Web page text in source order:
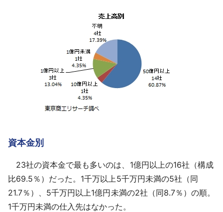
資本金別
23社の資本金で最も多いのは、1億円以上の16社（構成
比69.5％）だった。1千万以上5千万円未満の5社（同
21.7％）、5千万円以上1億円未満の2社（同8.7％）の順。
1千万円未満の仕入先はなかった。